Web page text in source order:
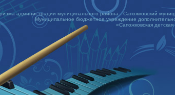
администрации муниципального района - Сапожковский
Муниципальное бюджетное учреждение
«Сапожковская